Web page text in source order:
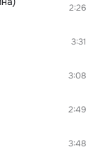
2:26
3:31
3:08
2:49
3:48